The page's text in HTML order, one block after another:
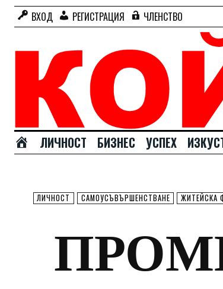
ВХОД РЕГИСТРАЦИЯ ЧЛЕНСТВО
А
Л
ЛИЧНОСТ БИЗНЕС УСПЕХ
ЛИЧНОСТ САМОУСЪВЪРШЕНСТВАНЕ ЖИТЕЙСКА